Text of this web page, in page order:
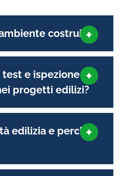
costruito?
test e ispezione
progetti edilizi?
edilizia e perché